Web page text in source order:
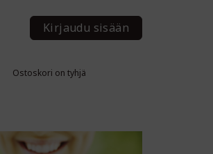
Kirjaudu sisään
Ostoskori on tyhjä